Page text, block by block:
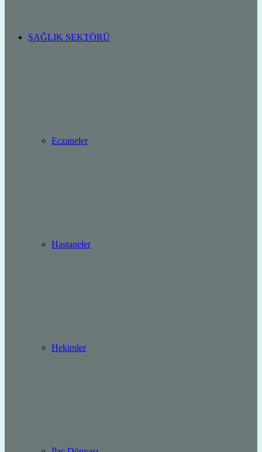
SAĞLIK SEKTÖRÜ
Eczaneler
Hastaneler
Hekimler